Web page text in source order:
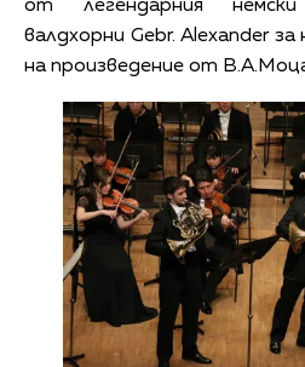
от легендарния
валдхорни Gebr. Alexander
на произведение от